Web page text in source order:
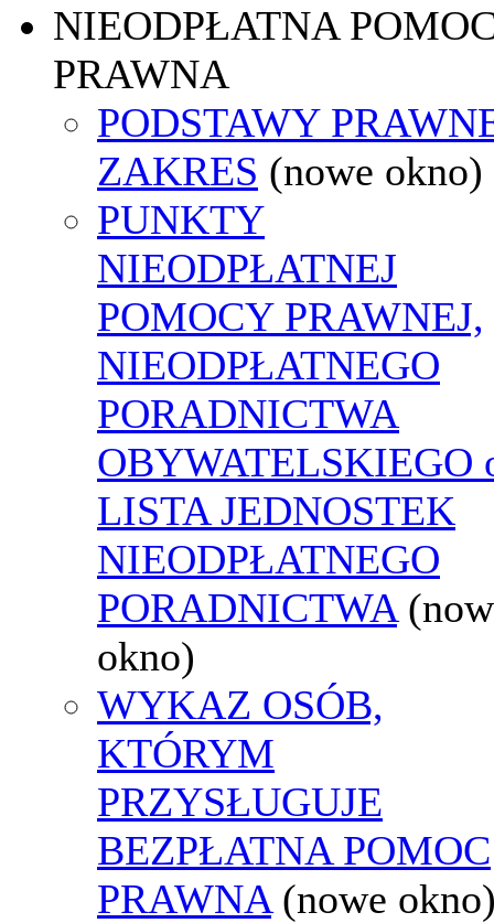
NIEODPŁATNA
PRAWNA
PODSTAWY
ZAKRES (nowe okno)
PUNKTY
NIEODPŁATNEJ
POMOCY PRAWNEJ,
NIEODPŁATNEGO
PORADNICTWA
OBYWATELSKIEGO
LISTA JEDNOSTEK
NIEODPŁATNEGO
PORADNICTWA
okno)
WYKAZ OSÓB,
KTÓRYM
PRZYSŁUGUJE
BEZPŁATNA POMOC
PRAWNA (nowe